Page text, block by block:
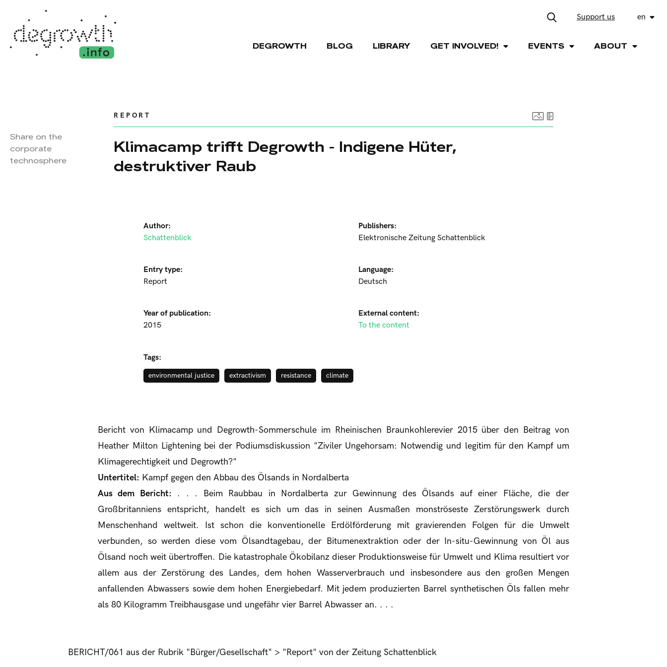
Support us en
DEGROWTH BLOG LIBRARY GET INVOLVED! EVENTS ABOUT
REPORT
Klimacamp trifft Degrowth - Indigene Hüter,
destruktiver Raub
Author:
Schattenblick
Entry type:
Report
Year of publication:
2015
Publishers:
Elektronische Zeitung Schattenblick
Language:
Deutsch
External content:
To the content
Tags:
environmental justice extractivism resistance climate
Bericht von Klimacamp und Degrowth-Sommerschule im Rheinischen Braunkohlerevier 2015 über den Beitrag von
Heather Milton Lightening bei der Podiumsdiskussion "Ziviler Ungehorsam: Notwendig und legitim für den Kampf um
Klimagerechtigkeit und Degrowth?"
Untertitel: Kampf gegen den Abbau des Ölsands in Nordalberta
Aus dem Bericht: . . . Beim Raubbau in Nordalberta zur Gewinnung des Ölsands auf einer Fläche, die der
Großbritanniens entspricht, handelt es sich um das in seinen Ausmaßen monströseste Zerstörungswerk durch
Menschenhand weltweit. Ist schon die konventionelle Erdölförderung mit gravierenden Folgen für die Umwelt
verbunden, so werden diese vom Ölsandtagebau, der Bitumenextraktion oder der In-situ-Gewinnung von Öl aus
Ölsand noch weit übertroffen. Die katastrophale Ökobilanz dieser Produktionsweise für Umwelt und Klima resultiert vor
allem aus der Zerstörung des Landes, dem hohen Wasserverbrauch und insbesondere aus den großen Mengen
anfallenden Abwassers sowie dem hohen Energiebedarf. Mit jedem produzierten Barrel synthetischen Öls fallen mehr
als 80 Kilogramm Treibhausgase und ungefähr vier Barrel Abwasser an. . . .
BERICHT/061 aus der Rubrik "Bürger/Gesellschaft" > "Report" von der Zeitung Schattenblick
Share on the
corporate
technosphere